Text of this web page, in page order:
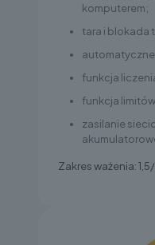
komputerem;
tara i blokada
funkcja
funkcja
zasilanie
Zakres ważenia: